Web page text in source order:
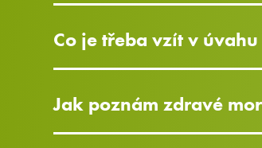
Co je třeba vzít v
Jak poznám zdravé